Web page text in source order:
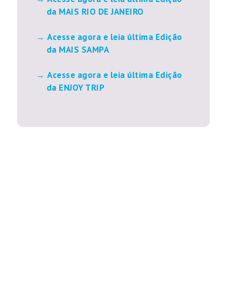
da MAIS RIO DE JANEIRO
Acesse agora e leia última Edição
da MAIS SAMPA
Acesse agora e leia última Edição
da ENJOY TRIP